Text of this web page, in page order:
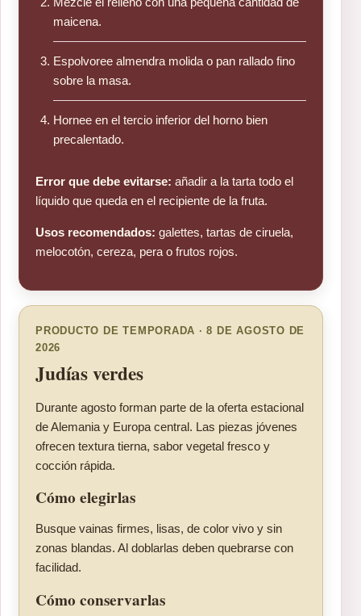
maicena.
Espolvoree almendra molida o pan rallado fino
sobre la masa.
Hornee en el tercio inferior del horno bien
precalentado.
Error que debe evitarse: añadir a la tarta todo el
líquido que queda en el recipiente de la fruta.
Usos recomendados: galettes, tartas de ciruela,
melocotón, cereza, pera o frutos rojos.
PRODUCTO DE TEMPORADA · 8 DE AGOSTO DE
2026
Judías verdes
Durante agosto forman parte de la oferta estacional
de Alemania y Europa central. Las piezas jóvenes
ofrecen textura tierna, sabor vegetal fresco y
cocción rápida.
Cómo elegirlas
Busque vainas firmes, lisas, de color vivo y sin
zonas blandas. Al doblarlas deben quebrarse con
facilidad.
Cómo conservarlas